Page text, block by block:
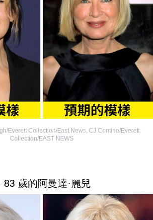
Everett Collection/East News CJ Contino/Everett
Collection/EAST NEWS
83 歲的阿曼達·麗兒